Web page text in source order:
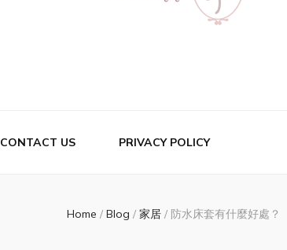
CONTACT US PRIVACY POLICY
Home / Blog / 家居 / 防水床套有什麼好處？